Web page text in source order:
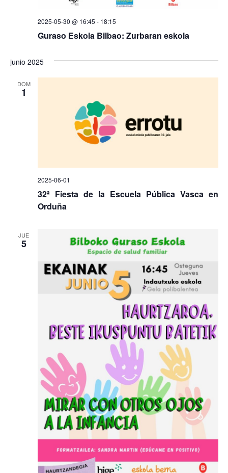
Guraso Eskola Bilbao: Zurbaran eskola
2025-05-30 @ 16:45 - 18:15
junio 2025
DOM
1
32ª Fiesta de la Escuela Pública Vasca en
Orduña
2025-06-01
JUE
5